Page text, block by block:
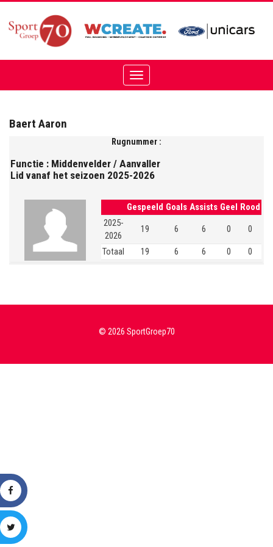
Toggle
navigation
Baert Aaron
Rugnummer :
Functie : Middenvelder / Aanvaller
Lid vanaf het seizoen 2025-2026
Gespeeld Goals Assists Geel Rood
2025-
2026
19 6 6 0 0
Totaal 19 6 6 0 0
© 2026 SportGroep70